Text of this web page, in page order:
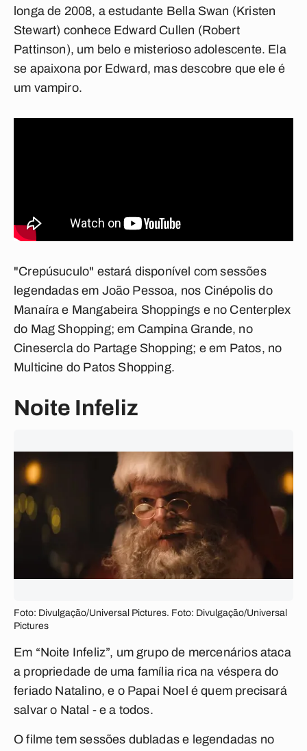
longa de 2008, a estudante Bella Swan (Kristen
Stewart) conhece Edward Cullen (Robert
Pattinson), um belo e misterioso adolescente. Ela
se apaixona por Edward, mas descobre que ele é
um vampiro.
"Crepúsuculo" estará disponível com sessões
legendadas em João Pessoa, nos Cinépolis do
Manaíra e Mangabeira Shoppings e no Centerplex
do Mag Shopping; em Campina Grande, no
Cinesercla do Partage Shopping; e em Patos, no
Multicine do Patos Shopping.
Noite Infeliz
Foto: Divulgação/Universal Pictures. Foto: Divulgação/Universal
Pictures
Em “Noite Infeliz”, um grupo de mercenários ataca
a propriedade de uma família rica na véspera do
feriado Natalino, e o Papai Noel é quem precisará
salvar o Natal - e a todos.
O filme tem sessões dubladas e legendadas no